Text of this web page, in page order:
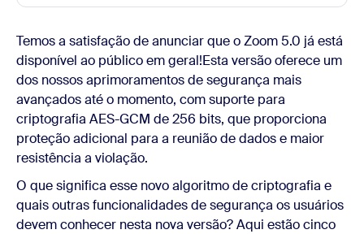
Temos a satisfação de anunciar que oZoom 5.0 já está
disponível ao público em geral!Esta versão oferece um
dos nossos aprimoramentos de segurança mais
avançados até o momento, com suporte para
criptografia AES-GCM de 256 bits, que proporciona
proteção adicional para a reunião de dados e maior
resistência a violação.
O que significa esse novo algoritmo de criptografia e
quais outras funcionalidades de segurança os usuários
devem conhecer nesta nova versão? Aqui estão cinco